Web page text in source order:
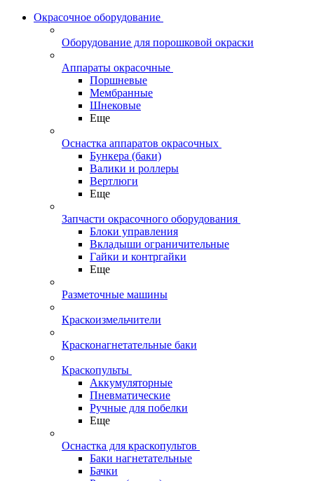
Окрасочное оборудование
Оборудование для порошковой окраски
Аппараты окрасочные
Поршневые
Мембранные
Шнековые
Еще
Оснастка аппаратов окрасочных
Бункера (баки)
Валики и роллеры
Вертлюги
Еще
Запчасти окрасочного оборудования
Блоки управления
Вкладыши ограничительные
Гайки и контргайки
Еще
Разметочные машины
Краскоизмельчители
Красконагнетательные баки
Краскопульты
Аккумуляторные
Пневматические
Ручные для побелки
Еще
Оснастка для краскопультов
Баки нагнетательные
Бачки